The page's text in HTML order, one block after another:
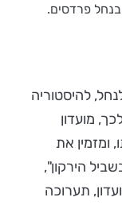
להיסטוריה
מועדון
להקמתו, ומזמין את
הירקון",
תערוכה